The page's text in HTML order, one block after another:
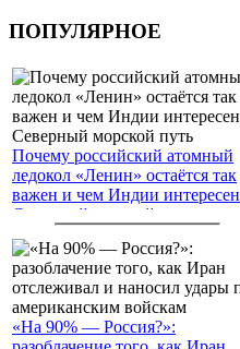
ПОПУЛЯРНОЕ
Почему российский атомный
ледокол «Ленин» остаётся так
важен и чем Индии интересен
Северный морской путь
«На 90% — Россия?»: